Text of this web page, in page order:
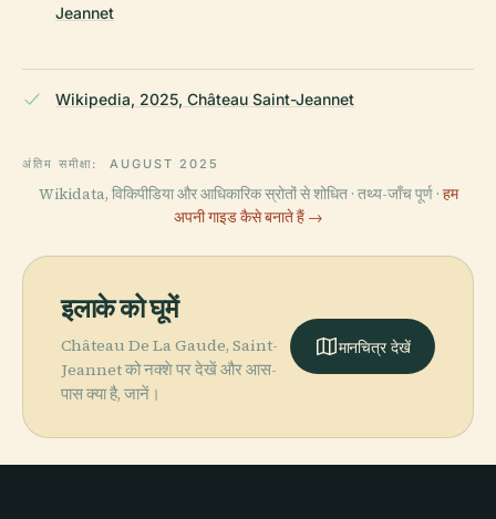
Jeannet
Wikipedia, 2025, Château Saint-Jeannet
अंतिम समीक्षा: AUGUST 2025
Wikidata, विकिपीडिया और आधिकारिक स्रोतों से शोधित · तथ्य-जाँच पूर्ण · हम
अपनी गाइड कैसे बनाते हैं →
इलाके को घूमें
Château De La Gaude, Saint-
Jeannet को नक्शे पर देखें और आस-
पास क्या है, जानें।
मानचित्र देखें